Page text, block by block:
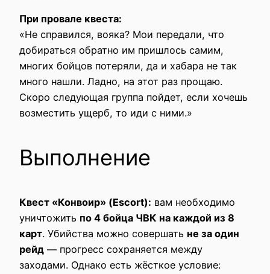
При провале квеста:
«Не справился, вояка? Мои передали, что
добираться обратно им пришлось самим,
многих бойцов потеряли, да и хабара не так
много нашли. Ладно, на этот раз прощаю.
Скоро следующая группа пойдет, если хочешь
возместить ущерб, то иди с ними.»
Выполнение
Квест «Конвоир» (Escort): вам необходимо
уничтожить по 4 бойца ЧВК на каждой из 8
карт. Убийства можно совершать не за один
рейд — прогресс сохраняется между
заходами. Однако есть жёсткое условие: